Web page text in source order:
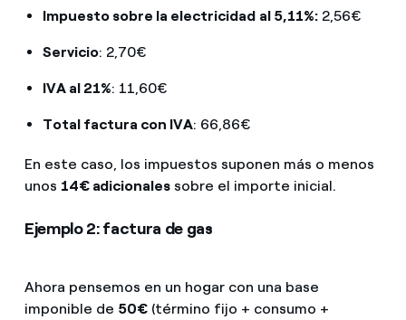
Impuesto sobre la electricidad al 5,11%:2,56€
Servicio: 2,70€
IVA al 21%: 11,60€
Total factura con IVA: 66,86€
En este caso, los impuestos suponen más o menos
unos 14€ adicionalessobre el importe inicial.
Ejemplo 2: factura de gas
Ahora pensemos en un hogar con una base
imponible de 50€(término fijo + consumo +